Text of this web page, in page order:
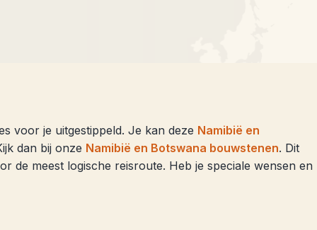
voor je uitgestippeld. Je kan deze Namibië en
dan bij onze Namibië en Botswana bouwstenen. Dit
de meest logische reisroute. Heb je speciale wensen en